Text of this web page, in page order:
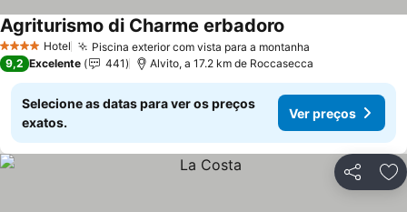
4 EstrelasHotel Piscina exterior com vista para a montanha
Agriturismo di Charme erbadoro
9,2 Excelente 441 Alvito, a 17.2 km de Roccasecca
Selecione as datas para ver os preços
exatos.
Ver preços
Partilhar